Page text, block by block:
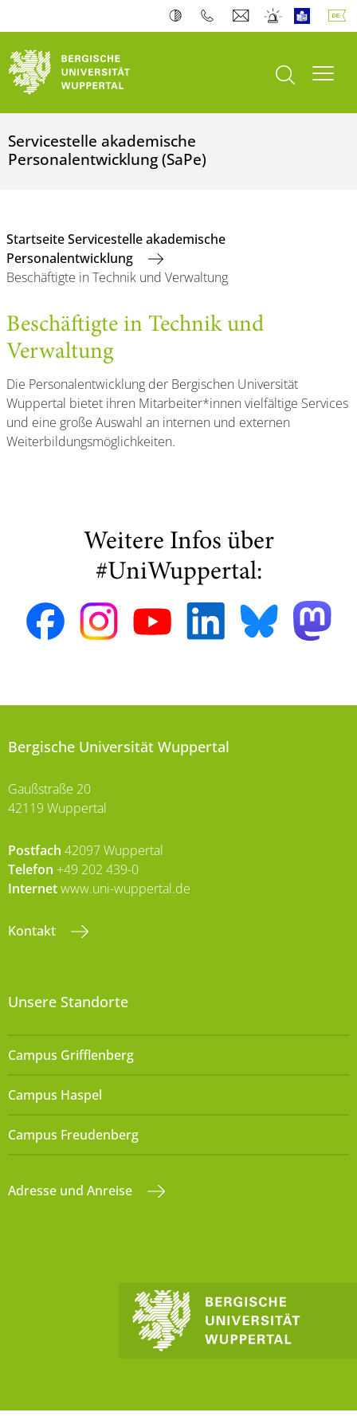
Suche öffnen
Servicestelle akademische
Personalentwicklung (SaPe)
Startseite Servicestelle akademische
Personalentwicklung
Beschäftigte in Technik und Verwaltung
Beschäftigte in Technik und
Verwaltung
Die Personalentwicklung der Bergischen Universität
Wuppertal bietet ihren Mitarbeiter*innen vielfältige Services
und eine große Auswahl an internen und externen
Weiterbildungsmöglichkeiten.
Weitere Infos über
#UniWuppertal:
Bergische Universität Wuppertal
Gaußstraße 20
42119 Wuppertal
Postfach 42097 Wuppertal
Telefon +49 202 439-0
Internetwww.uni-wuppertal.de
Kontakt
Unsere Standorte
Campus Grifflenberg
Campus Haspel
Campus Freudenberg
Adresse und Anreise